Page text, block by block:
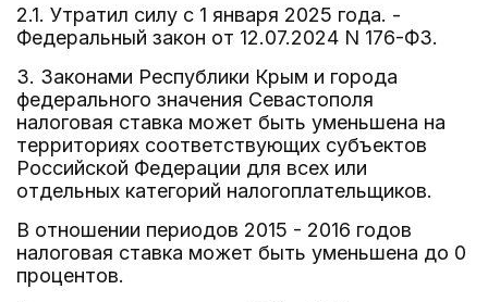
2.1. Утратил силу с 1 января 2025 года. -
Федеральный закон от 12.07.2024 N 176-ФЗ.
3. Законами Республики Крым и города
федерального значения Севастополя
налоговая ставка может быть уменьшена на
территориях соответствующих субъектов
Российской Федерации для всех или
отдельных категорий налогоплательщиков.
В отношении периодов 2015 - 2016 годов
налоговая ставка может быть уменьшена до 0
процентов.